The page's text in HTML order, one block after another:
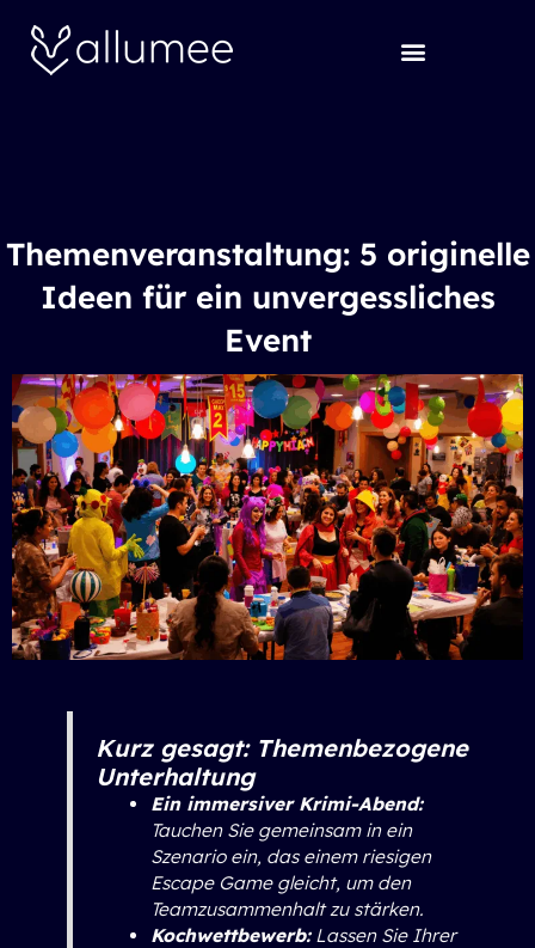
content
Themenveranstaltung: 5 originelle
Ideen für ein unvergessliches
Event
Kurz gesagt: Themenbezogene
Unterhaltung
Ein immersiver Krimi-Abend:
Tauchen Sie gemeinsam in ein
Szenario ein, das einem riesigen
Escape Game gleicht, um den
Teamzusammenhalt zu stärken.
Kochwettbewerb:Lassen Sie Ihrer